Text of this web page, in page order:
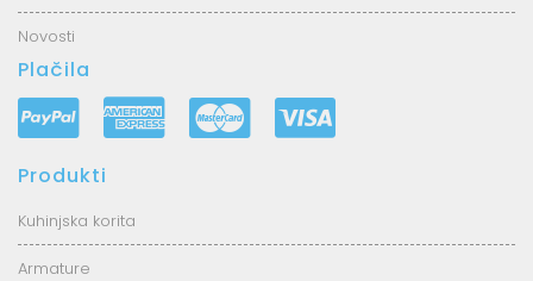
Novosti
Plačila
Produkti
Kuhinjska korita
Armature